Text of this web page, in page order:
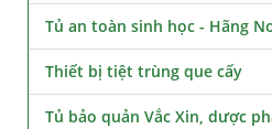
Tủ an toàn sinh học - Hãng
Thiết bị tiệt trùng que cấy
Tủ bảo quản Vắc Xin, dược